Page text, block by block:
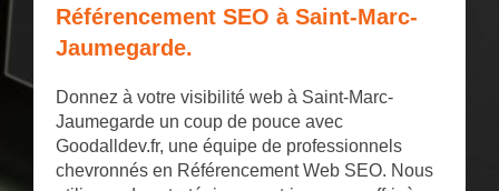
Référencement SEO à Saint-Marc-
Jaumegarde.
Donnez à votre visibilité web à Saint-Marc-
Jaumegarde un coup de pouce avec
Goodalldev.fr, une équipe de professionnels
chevronnés en Référencement Web SEO. Nous